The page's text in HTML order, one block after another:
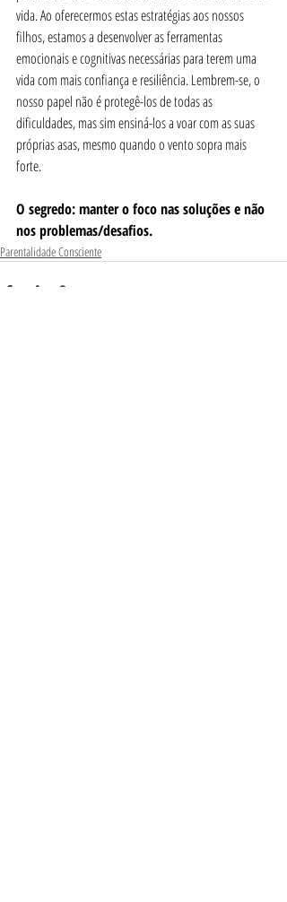
vida. Ao oferecermos estas estratégias aos nossos
filhos, estamos a desenvolver as ferramentas
emocionais e cognitivas necessárias para terem uma
vida com mais confiança e resiliência. Lembrem-se, o
nosso papel não é protegê-los de todas as
dificuldades, mas sim ensiná-los a voar com as suas
próprias asas, mesmo quando o vento sopra mais
forte.
O segredo: manter o foco nas soluções e não
nos problemas/desafios.
Parentalidade Consciente